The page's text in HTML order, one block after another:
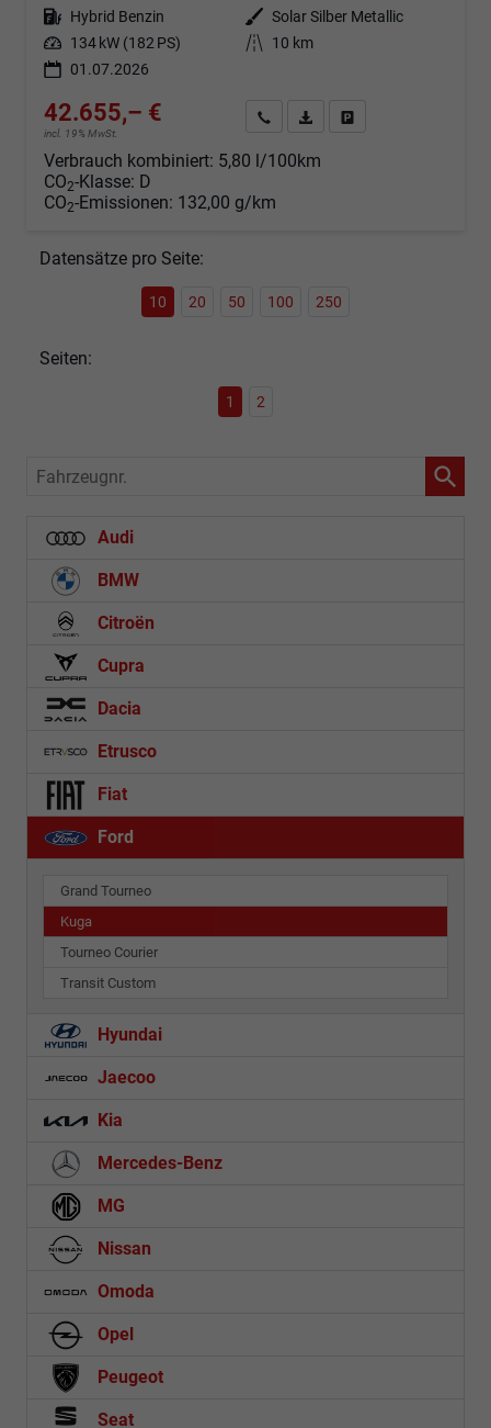
Kraftstoff Hybrid Benzin Außenfarbe Solar Silber Metallic
Leistung 134 kW (182 PS) Kilometerstand
10 km
01.07.2026
42.655,– €
incl. 19% MwSt.
Angebot anfordern
Fahrzeugexpose (PDF)
Verbrauch kombiniert: 5,80 l/100km
CO2-Klasse: D
CO2-Emissionen: 132,00 g/km
Datensätze pro Seite:
10 20 50 100 250
Seiten:
1 2
Fahrzeugnr.
Audi
BMW
Citroën
Cupra
Dacia
Etrusco
Fiat
Ford
Grand Tourneo
Kuga
Tourneo Courier
Transit Custom
Hyundai
Jaecoo
Kia
Mercedes-Benz
MG
Nissan
Omoda
Opel
Peugeot
Seat